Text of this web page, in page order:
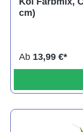
cm)
Ab 13,99 €*